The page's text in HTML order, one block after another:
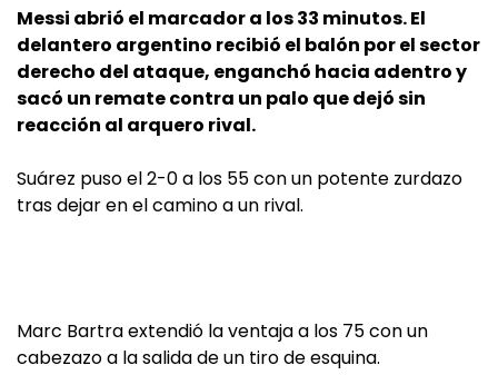
Messi abrió el marcador a los 33 minutos. El
delantero argentino recibió el balón por el sector
derecho del ataque, enganchó hacia adentro y
sacó un remate contra un palo que dejó sin
reacción al arquero rival.
Suárez puso el 2-0 a los 55 con un potente zurdazo
tras dejar en el camino a un rival.
Marc Bartra extendió la ventaja a los 75 con un
cabezazo a la salida de un tiro de esquina.